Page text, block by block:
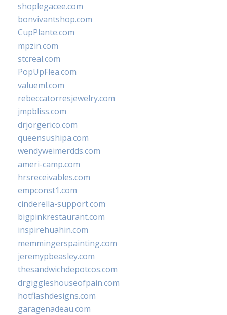
shoplegacee.com
bonvivantshop.com
CupPlante.com
mpzin.com
stcreal.com
PopUpFlea.com
valueml.com
rebeccatorresjewelry.com
jmpbliss.com
drjorgerico.com
queensushipa.com
wendyweimerdds.com
ameri-camp.com
hrsreceivables.com
empconst1.com
cinderella-support.com
bigpinkrestaurant.com
inspirehuahin.com
memmingerspainting.com
jeremypbeasley.com
thesandwichdepotcos.com
drgiggleshouseofpain.com
hotflashdesigns.com
garagenadeau.com